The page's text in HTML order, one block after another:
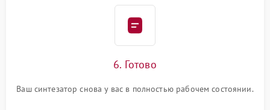
6. Готово
Ваш синтезатор снова у вас в полностью рабочем состоянии.